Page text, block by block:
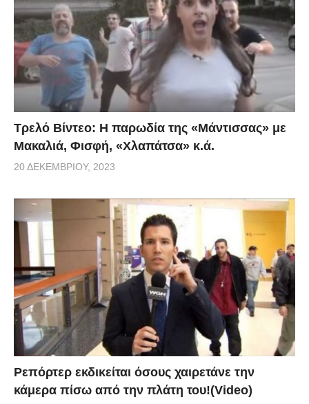
Τρελό Βίντεο: H παρωδία της «Μάντισσας» με
Μακαλιά, Φισφή, «Χλαπάτσα» κ.ά.
20 ΔΕΚΕΜΒΡΊΟΥ, 2023
Ρεπόρτερ εκδικείται όσους χαιρετάνε την
κάμερα πίσω από την πλάτη του!(Video)